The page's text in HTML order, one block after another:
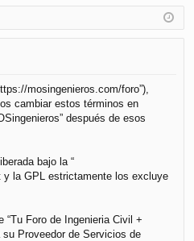
Q
nt
ifi
e
ist
ra
mosingenieros.com/foro”),
cambiar estos términos en
después de esos
bajo la “
y la GPL estrictamente los excluye
Foro de Ingenieria Civil +
Proveedor de Servicios de